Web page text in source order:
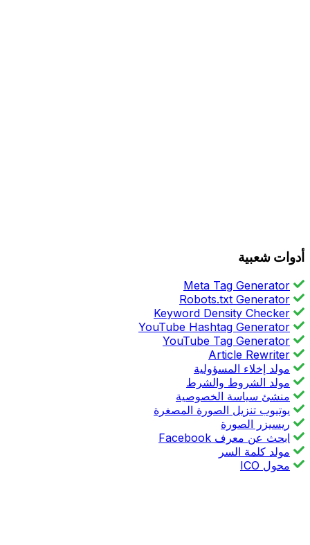
أدوات شعبية
Meta Tag Generator
Robots.txt Generator
Keyword Density Checker
YouTube Hashtag Generator
YouTube Tag Generator
Article Rewriter
مولد إخلاء المسؤولية
مولد الشروط والشرط
منشئ سياسة الخصوصية
يوتيوب تنزيل الصورة المصغرة
ريسيزر الصورة
ابحث عن معرف Facebook
مولد كلمة السر
محول ICO